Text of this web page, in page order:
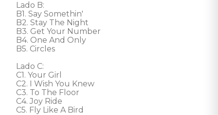
Lado B:
B1. Say Somethin'
B2. Stay The Night
B3. Get Your Number
B4. One And Only
B5. Circles
Lado C:
C1. Your Girl
C2. I Wish You Knew
C3. To The Floor
C4. Joy Ride
C5. Fly Like A Bird